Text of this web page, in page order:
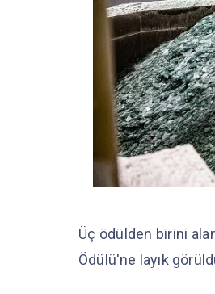
Üç ödülden birini
Ödülü'ne layık